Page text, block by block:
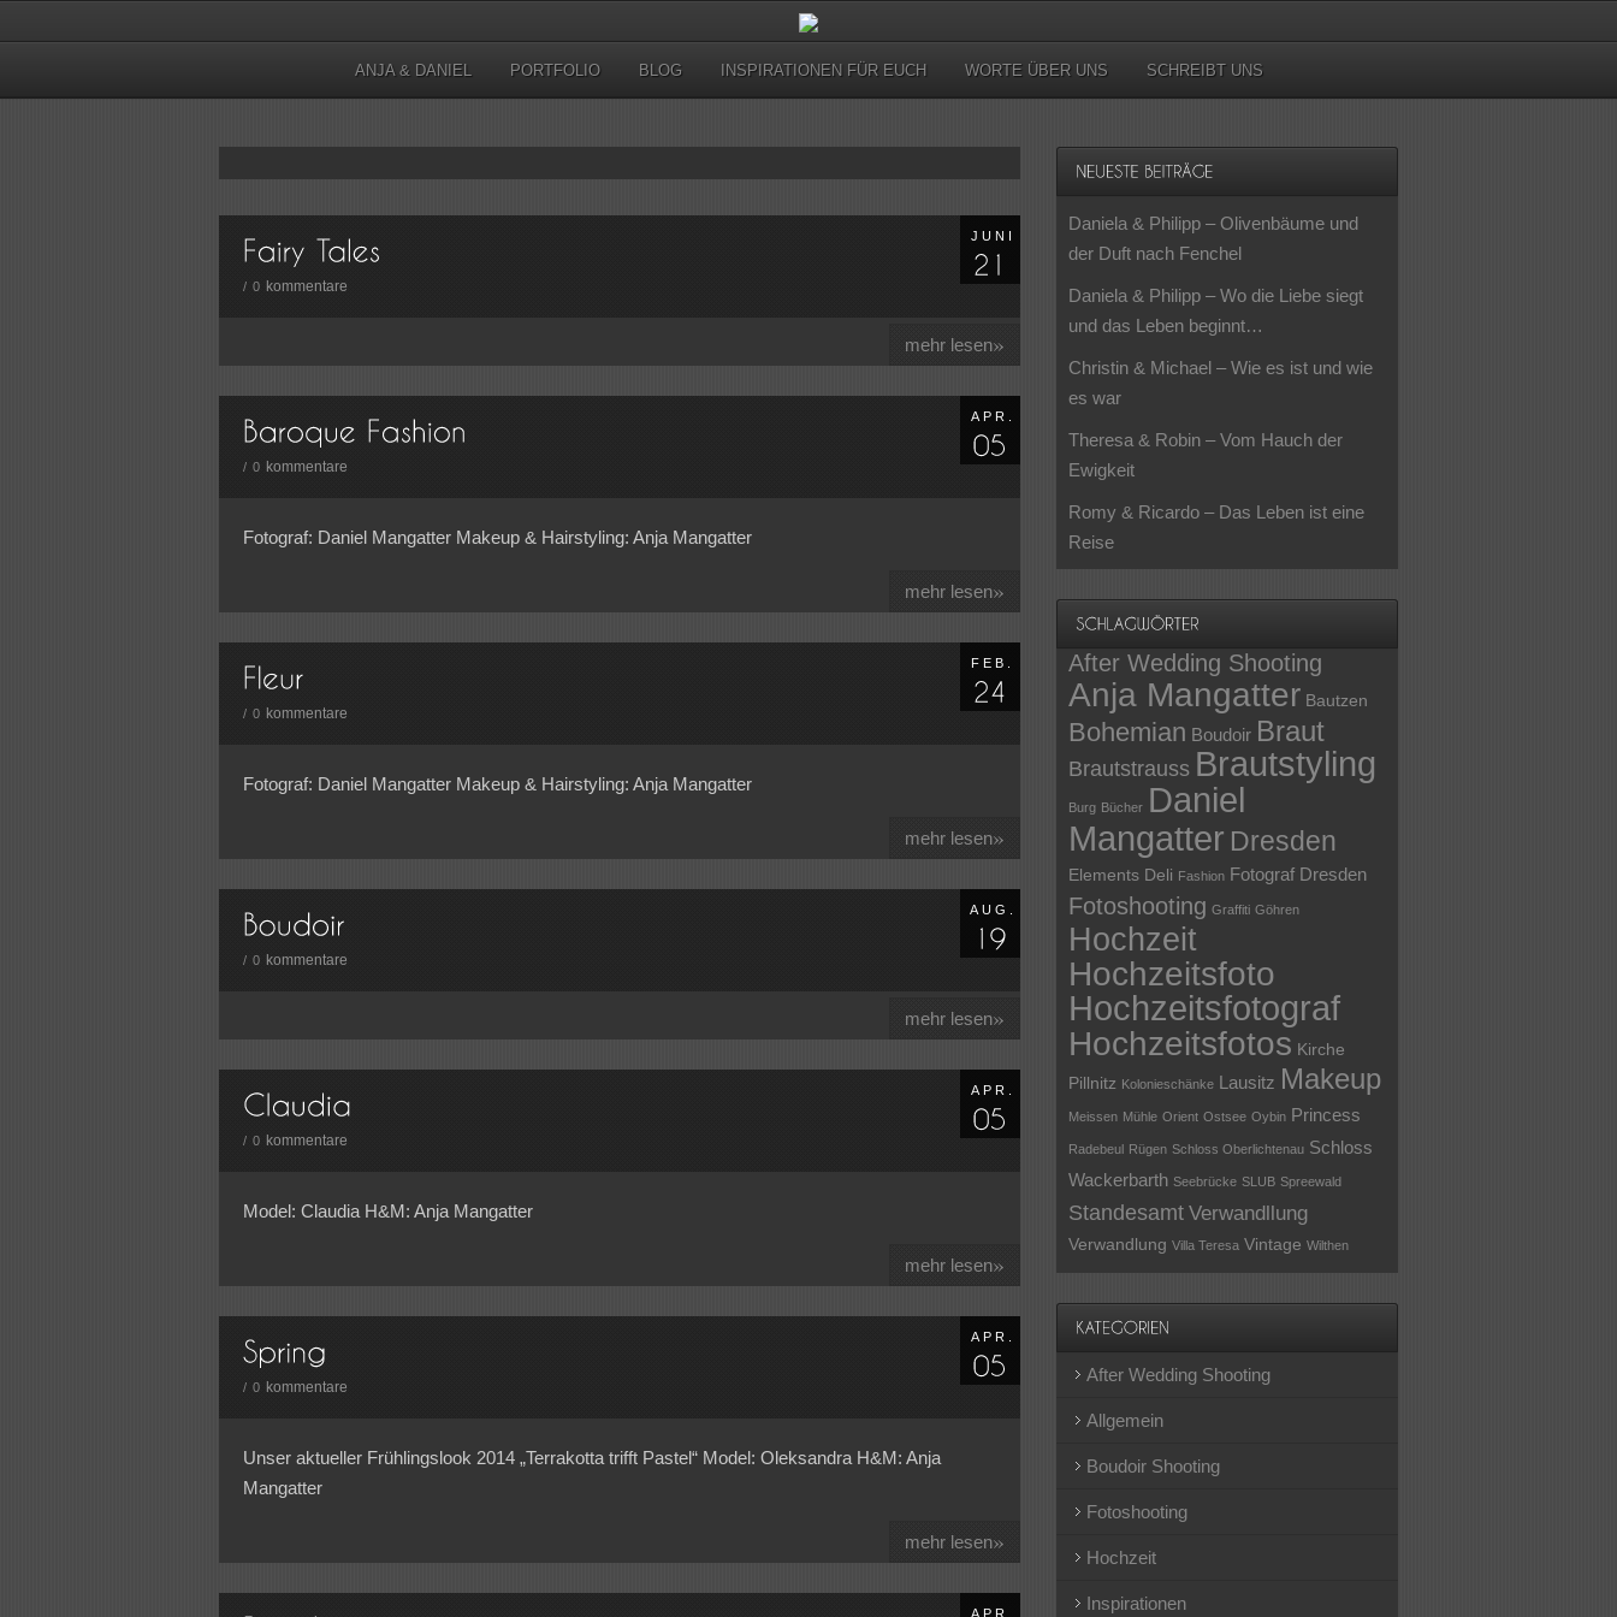
ANJA & DANIEL PORTFOLIO BLOG INSPIRATIONEN FÜR EUCH WORTE ÜBER UNS SCHREIBT UNS
JUNI
/ 0 kommentare
mehr lesen»
APR.
/ 0 kommentare
Fotograf: Daniel Mangatter Makeup & Hairstyling: Anja Mangatter
mehr lesen»
FEB.
/ 0 kommentare
Fotograf: Daniel Mangatter Makeup & Hairstyling: Anja Mangatter
mehr lesen»
AUG.
/ 0 kommentare
mehr lesen»
APR.
/ 0 kommentare
Model: Claudia H&M: Anja Mangatter
mehr lesen»
APR.
/ 0 kommentare
Unser aktueller Frühlingslook 2014 „Terrakotta trifft Pastel“ Model: Oleksandra H&M: Anja
Mangatter
mehr lesen»
APR.
Daniela & Philipp – Olivenbäume und
der Duft nach Fenchel
Daniela & Philipp – Wo die Liebe siegt
und das Leben beginnt…
Christin & Michael – Wie es ist und wie
es war
Theresa & Robin – Vom Hauch der
Ewigkeit
Romy & Ricardo – Das Leben ist eine
Reise
After Wedding Shooting
Anja Mangatter Bautzen
Bohemian Boudoir Braut
Brautstrauss Brautstyling
Burg Bücher Daniel
Mangatter Dresden
Elements Deli Fashion Fotograf Dresden
Fotoshooting Graffiti Göhren
Hochzeit
Hochzeitsfoto
Hochzeitsfotograf
Hochzeitsfotos Kirche
Pillnitz Kolonieschänke Lausitz Makeup
Meissen Mühle Orient Ostsee Oybin Princess
Radebeul Rügen Schloss Oberlichtenau Schloss
Wackerbarth Seebrücke SLUB Spreewald
Standesamt Verwandllung
Verwandlung Villa Teresa Vintage Wilthen
After Wedding Shooting
Allgemein
Boudoir Shooting
Fotoshooting
Hochzeit
Inspirationen